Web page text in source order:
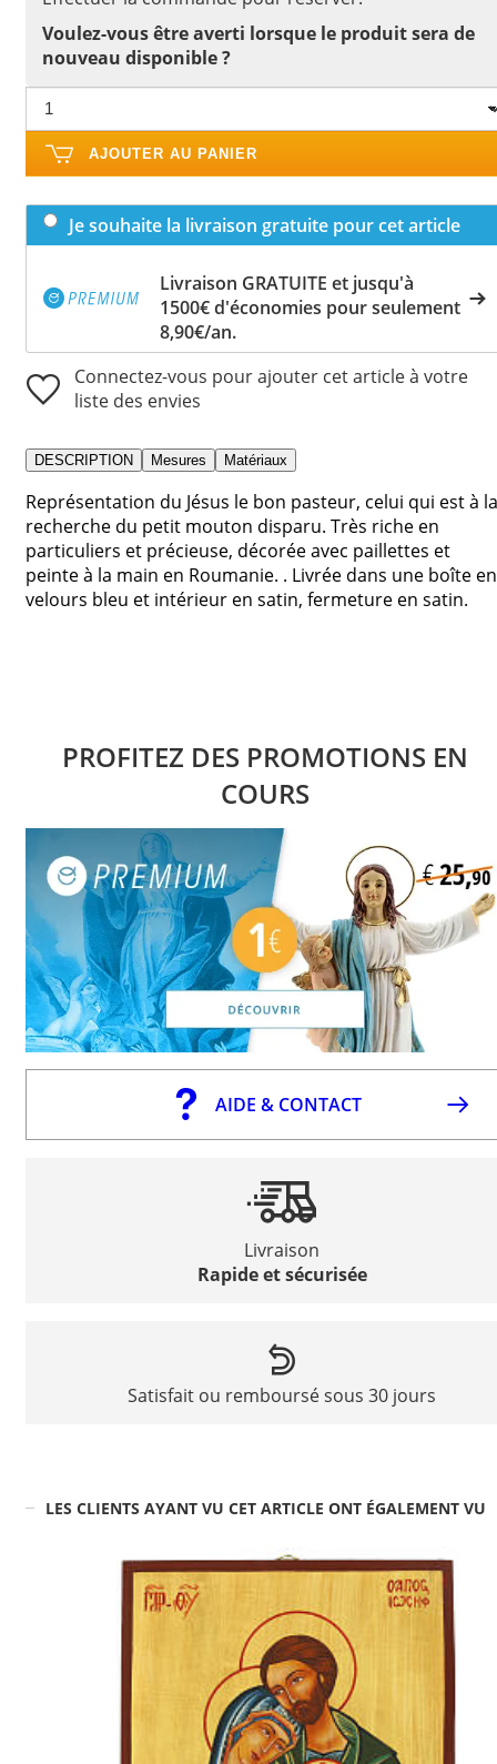
Voulez-vous être averti lorsque le produit sera de
nouveau disponible ?
AJOUTER AU PANIER
Je souhaite la livraison gratuite pour cet article
Livraison GRATUITE et jusqu'à
1500€ d'économies pour seulement
8,90€/an.
Connectez-vous pour ajouter cet article à votre
liste des envies
DESCRIPTION Mesures Matériaux
Représentation du Jésus le bon pasteur, celui qui est à la
recherche du petit mouton disparu. Très riche en
particuliers et précieuse, décorée avec paillettes et
peinte à la main en Roumanie. . Livrée dans une boîte en
velours bleu et intérieur en satin, fermeture en satin.
PROFITEZ DES PROMOTIONS EN
COURS
AIDE & CONTACT
Livraison
Rapide et sécurisée
Satisfait ou remboursé sous 30 jours
LES CLIENTS AYANT VU CET ARTICLE ONT ÉGALEMENT VU